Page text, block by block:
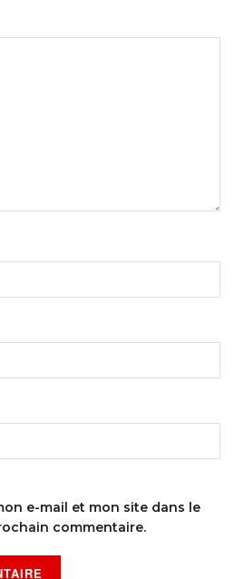
e-mail et mon site dans le
commentaire.